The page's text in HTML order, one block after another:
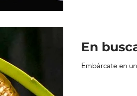
En
Embárcate en